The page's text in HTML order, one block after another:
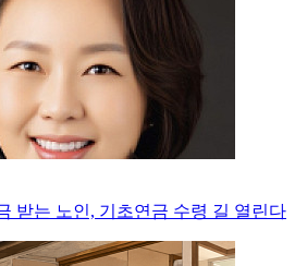
받는 노인, 기초연금 수령 길 열린다